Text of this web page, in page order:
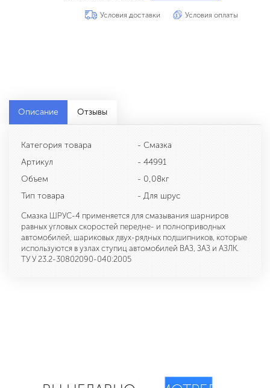
Условия доставки Условия оплаты
Описание Отзывы
Категория товара
Артикул
Объем
Тип товара
- Смазка
- 44991
- 0,08кг
- Для шрус
Смазка ШРУС-4 применяется для смазывания шарниров
равных угловых скоростей передне- и полноприводных
автомобилей, шариковых двух-рядных подшипников, которые
используются в узлах ступиц автомобилей ВАЗ, ЗАЗ и АЗЛК.
ТУ У 23.2-30802090-040:2005